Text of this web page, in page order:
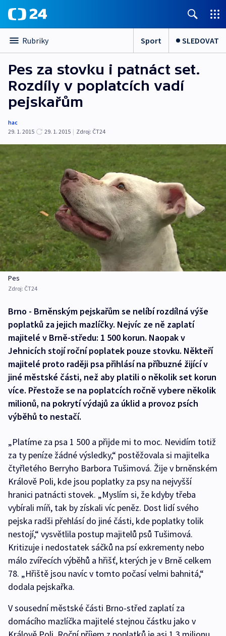
Rubriky Sport SLEDOVAT
Pes za stovku i patnáct set.
Rozdíly v poplatcích vadí
pejskařům
hac
29. 1. 2015
29. 1. 2015 | Zdroj: ČT24
Pes
Zdroj: ČT24
Brno - Brněnským pejskařům se nelíbí rozdílná výše
poplatků za jejich mazlíčky. Nejvíc ze ně zaplatí
majitelé v Brně-středu: 1 500 korun. Naopak v
Jehnicích stojí roční poplatek pouze stovku. Někteří
majitelé proto raději psa přihlásí na příbuzné žijící v
jiné městské části, než aby platili o několik set korun
více. Přestože se na poplatcích ročně vybere několik
milionů, na pokrytí výdajů za úklid a provoz psích
výběhů to nestačí.
„Platíme za psa 1 500 a přijde mi to moc. Nevidím totiž
za ty peníze žádné výsledky,“ postěžovala si majitelka
čtyřletého Berryho Barbora Tušimová. Žije v brněnském
Králově Poli, kde jsou poplatky za psy na nejvyšší
hranici patnácti stovek. „Myslím si, že kdyby třeba
vybírali míň, tak by získali víc peněz. Dost lidí svého
pejska radši přehlásí do jiné části, kde poplatky tolik
nestojí,“ vysvětlila postup majitelů psů Tušimová.
Kritizuje i nedostatek sáčků na psí exkrementy nebo
málo zvířecích výběhů a hřišť, kterých je v Brně celkem
78. „Hřiště jsou navíc v tomto počasí velmi bahnitá,“
dodala pejskařka.
V sousední městské části Brno-střed zaplatí za
domácího mazlíčka majitelé stejnou částku jako v